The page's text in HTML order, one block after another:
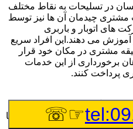
در تسلیحات به نقاط مختلف
مشتری چیدمان آن ها نیز توسط
های اتوبار و باربری
آموزش می دهند.این افراد سریع
مشتری در مکان خود قرار
برخورداری از این خدمات
پرداخت کنند.
کارگر باربری هر ساله نرخ
هنگام مراجعه به شرکت باربری با
شوند،تعداد کارگر مورد نیاز را
☞☏